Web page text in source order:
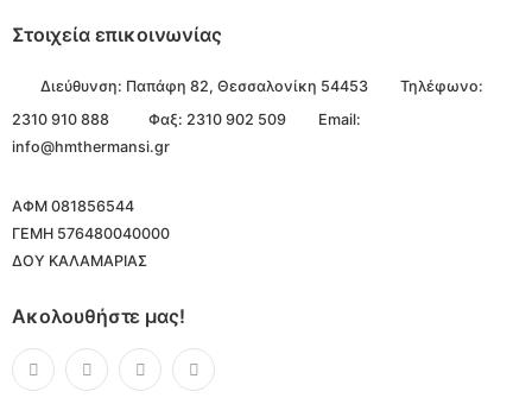
Στοιχεία επικοινωνίας
Διεύθυνση: Παπάφη 82, Θεσσαλονίκη 54453
Τηλέφωνο:
2310 910 888
Φαξ: 2310 902 509
Email:
info@hmthermansi.gr
ΑΦΜ 081856544
ΓΕΜΗ 576480040000
ΔΟΥ ΚΑΛΑΜΑΡΙΑΣ
Ακολουθήστε μας!